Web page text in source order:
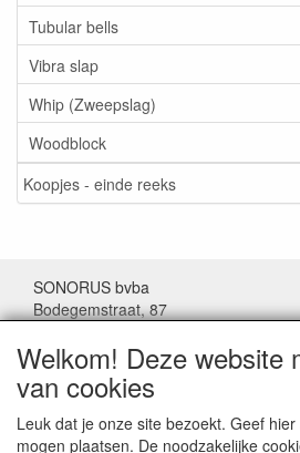
Tubular bells
Vibra slap
Whip (Zweepslag)
Woodblock
Koopjes - einde reeks
SONORUS bvba
Bodegemstraat, 87
België
Welkom! Deze website
van cookies
Leuk dat je onze site bezoekt. Geef
mogen plaatsen. De noodzakelijke